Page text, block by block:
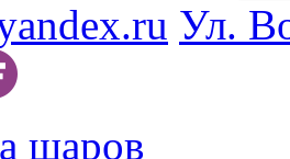
Ул.
шаров